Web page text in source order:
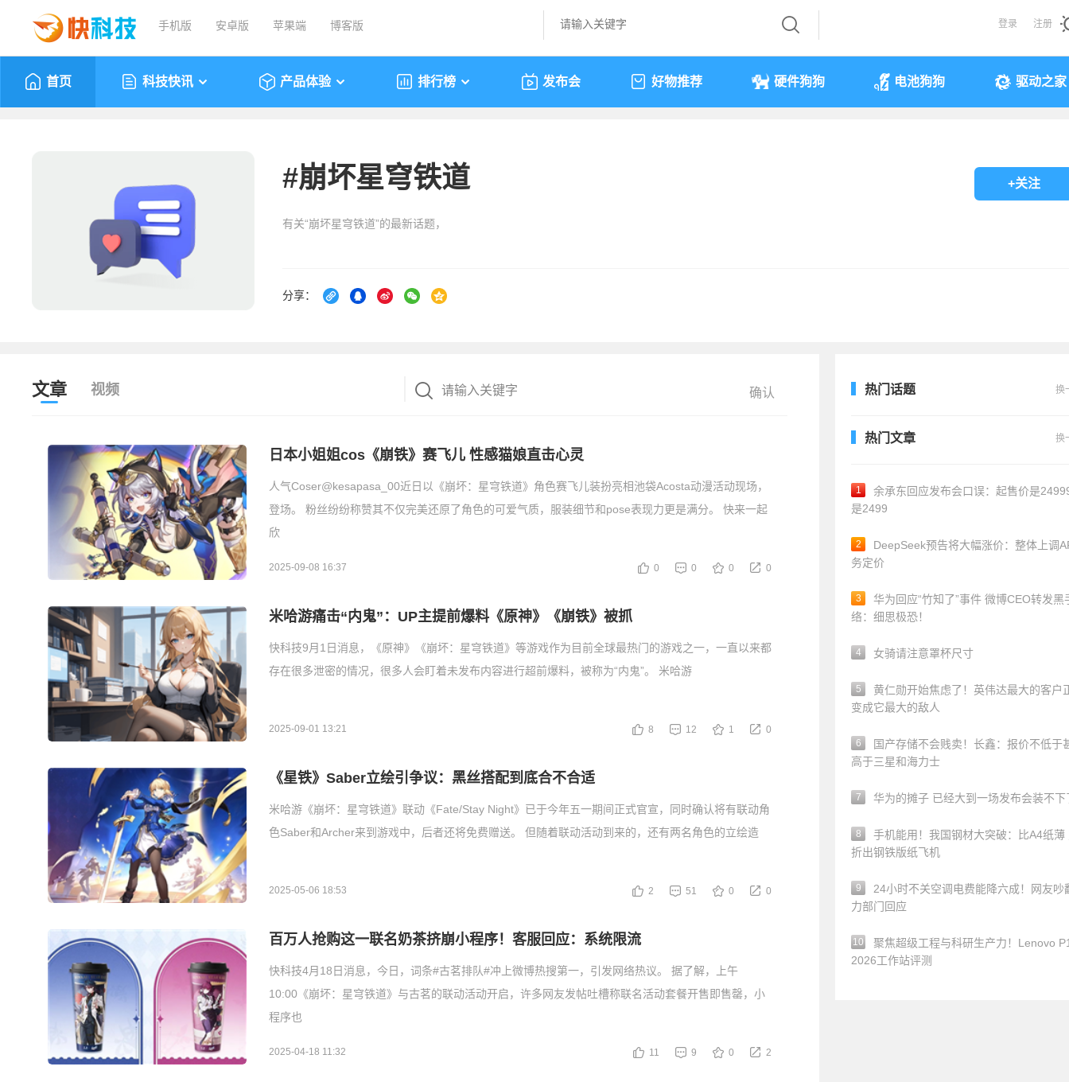
手机版 安卓版 苹果端 博客版 登录 注册
首页 科技快讯 产品体验 排行榜 发布会 好物推荐 硬件狗狗 电池狗狗 驱动之家
#崩坏星穹铁道
有关“崩坏星穹铁道”的最新话题，
分享：
+关注
文章 视频
日本小姐姐cos《崩铁》赛飞儿 性感猫娘直击心灵
人气Coser@kesapasa_00近日以《崩坏：星穹铁道》角色赛飞儿装扮亮相池袋Acosta动漫活动现场，
登场。 粉丝纷纷称赞其不仅完美还原了角色的可爱气质，服装细节和pose表现力更是满分。 快来一起
欣
2025-09-08 16:37 0 0 0 0
米哈游痛击“内鬼”：UP主提前爆料《原神》《崩铁》被抓
快科技9月1日消息，《原神》《崩坏：星穹铁道》等游戏作为目前全球最热门的游戏之一，一直以来都
存在很多泄密的情况，很多人会盯着未发布内容进行超前爆料，被称为“内鬼”。 米哈游
2025-09-01 13:21 8 12 1 0
《星铁》Saber立绘引争议：黑丝搭配到底合不合适
米哈游《崩坏：星穹铁道》联动《Fate/Stay Night》已于今年五一期间正式官宣，同时确认将有联动角
色Saber和Archer来到游戏中，后者还将免费赠送。 但随着联动活动到来的，还有两名角色的立绘造
2025-05-06 18:53 2 51 0 0
百万人抢购这一联名奶茶挤崩小程序！客服回应：系统限流
快科技4月18日消息，今日，词条#古茗排队#冲上微博热搜第一，引发网络热议。 据了解，上午
10:00《崩坏：星穹铁道》与古茗的联动活动开启，许多网友发帖吐槽称联名活动套餐开售即售罄，小
程序也
2025-04-18 11:32 11 9 0 2
热门话题 换
热门文章 换
1
余承东回应发布会口误：起售价是
是2499
2
DeepSeek预告将大幅涨价：整体上调
务定价
3
华为回应“竹知了”事件 微博CEO转发黑
络：细思极恐！
4 女骑请注意罩杯尺寸
5
黄仁勋开始焦虑了！英伟达最大的客户
变成它最大的敌人
6
国产存储不会贱卖！长鑫：报价不低于
高于三星和海力士
7 华为的摊子 已经大到一场发布会装不下
8
手机能用！我国钢材大突破：比A4纸薄
折出钢铁版纸飞机
9
24小时不关空调电费能降六成！网友吵
力部门回应
10
聚焦超级工程与科研生产力！Lenovo
2026工作站评测